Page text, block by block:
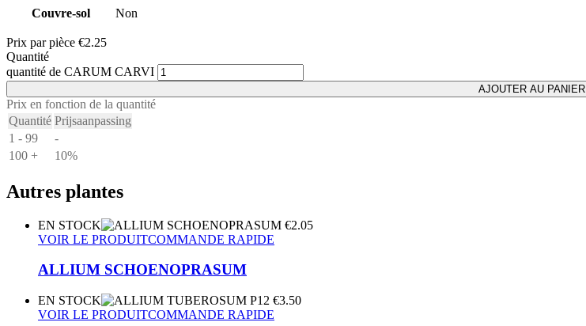
Couvre-sol Non
Prix ​​par pièce €2.25
Quantité
quantité de CARUM CARVI
AJOUTER AU PANIER
Prix ​​en fonction de la quantité
Quantité Prijsaanpassing
1 - 99
-
100 +
10%
Autres plantes
EN STOCK €2.05
VOIR LE PRODUITCOMMANDE RAPIDE
ALLIUM SCHOENOPRASUM
EN STOCK €3.50
VOIR LE PRODUITCOMMANDE RAPIDE